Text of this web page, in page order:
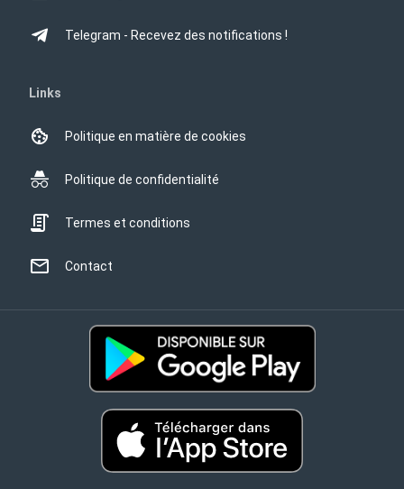
Telegram - Recevez des notifications !
Links
Politique en matière de cookies
Politique de confidentialité
Termes et conditions
Contact